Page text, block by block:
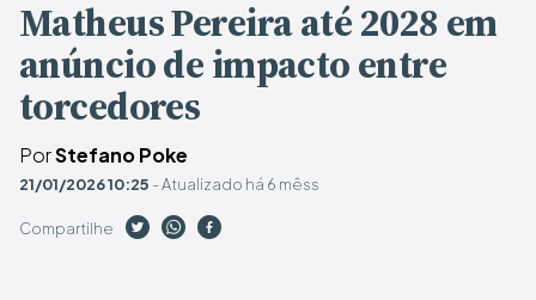
Matheus Pereira até 2028 em
anúncio de impacto entre
torcedores
PorStefano Poke
21/01/2026 10:25 - Atualizado há 6 mêss
Compartilhe